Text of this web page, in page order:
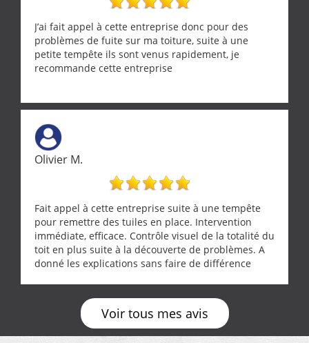
J’ai fait appel à cette entreprise donc pour des
problèmes de fuite sur ma toiture, suite à une
petite tempête ils sont venus rapidement, je
recommande cette entreprise
Olivier M.
Fait appel à cette entreprise suite à une tempête
pour remettre des tuiles en place. Intervention
immédiate, efficace. Contrôle visuel de la totalité du
toit en plus suite à la découverte de problèmes. A
donné les explications sans faire de différence
Voir tous mes avis